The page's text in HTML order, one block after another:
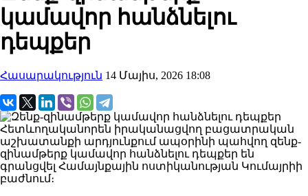
կամավոր հանձնելու
դեպքեր
Հասարակություն 14 Մայիս, 2026 18:08
Հետևողականորեն իրականացվող բացատրական
աշխատանքի արդյունքում ապօրինի պահվող զենք-
զինամթերք կամավոր հանձնելու դեպքեր են
գրանցվել Համայնքային ոստիկանության Կումայրիի
բաժնում։